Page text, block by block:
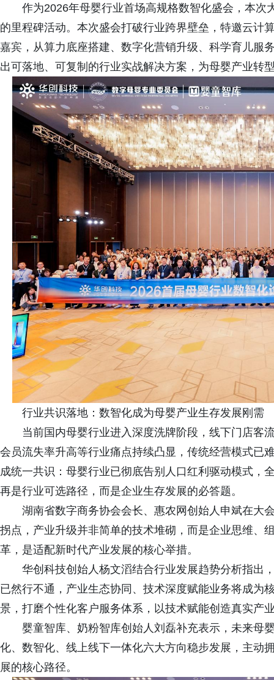
作为2026年母婴行业首场高规格数智化盛会，本次
的里程碑活动。本次盛会打破行业跨界壁垒，特邀云计
嘉宾，从算力底座搭建、数字化营销升级、科学育儿服
出可落地、可复制的行业实战解决方案，为母婴产业转
行业共识落地：数智化成为母婴产业生存发展刚需
当前国内母婴行业进入深度洗牌阶段，线下门店客
会员流失率升高等行业痛点持续凸显，传统经营模式已
成统一共识：母婴行业已彻底告别人口红利驱动模式，
再是行业可选路径，而是企业生存发展的必答题。
湖南省数字商务协会会长、惠农网创始人申斌在大
拐点，产业升级并非简单的技术堆砌，而是企业思维、
革，是适配新时代产业发展的核心举措。
华创科技创始人杨文滔结合行业发展趋势分析指出
已然行不通，产业生态协同、技术深度赋能业务将成为
景，打磨个性化客户服务体系，以技术赋能创造真实产
婴童智库、奶粉智库创始人刘磊补充表示，未来母
化、数智化、线上线下一体化六大方向稳步发展，主动
展的核心路径。